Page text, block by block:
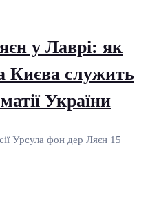
у Лаврі: як
Києва служить
України
Урсула фон дер Ляєн 15